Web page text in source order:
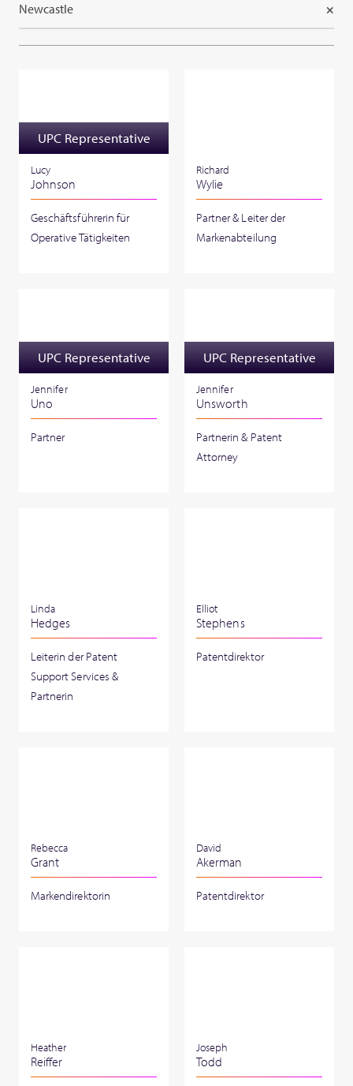
×
Newcastle
UPC Representative
Lucy
Johnson
Geschäftsführerin für
Operative Tätigkeiten
Richard
Wylie
Partner & Leiter der
Markenabteilung
UPC Representative
Jennifer
Uno
Partner
UPC Representative
Jennifer
Unsworth
Partnerin & Patent
Attorney
Linda
Hedges
Leiterin der Patent
Support Services &
Partnerin
Elliot
Stephens
Patentdirektor
Rebecca
Grant
Markendirektorin
David
Akerman
Patentdirektor
Heather
Reiffer
Joseph
Todd